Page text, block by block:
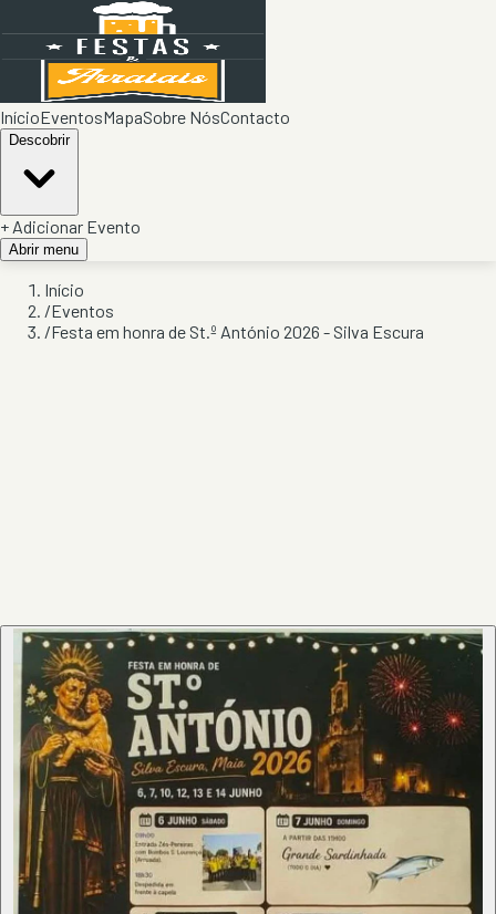
InícioEventosMapaSobre NósContacto
Descobrir
+ Adicionar Evento
Abrir menu
Início
/Eventos
/Festa em honra de St.º António 2026 - Silva Escura